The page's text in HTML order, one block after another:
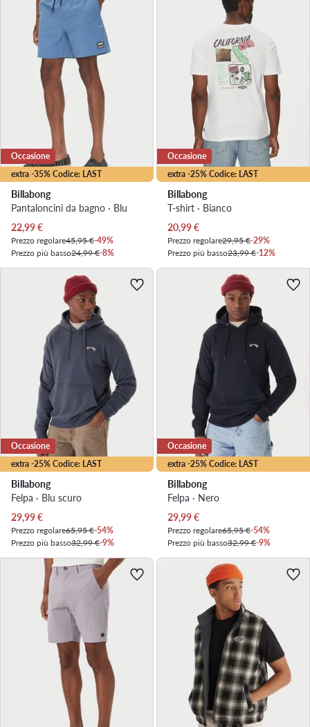
extra -35% Codice: LAST
Occasione
Billabong
Pantaloncini da bagno · Blu
Prezzo attuale
22,99€
Prezzo regolare45,95 €-49%
Prezzo più basso24,99 €-8%
extra -25% Codice: LAST
Occasione
Billabong
T-shirt · Bianco
Prezzo attuale
20,99€
Prezzo regolare29,95 €-29%
Prezzo più basso23,99 €-12%
extra -25% Codice: LAST
Occasione
Billabong
Felpa · Blu scuro
Prezzo attuale
29,99€
Prezzo regolare65,95 €-54%
Prezzo più basso32,99 €-9%
extra -25% Codice: LAST
Occasione
Billabong
Felpa · Nero
Prezzo attuale
29,99€
Prezzo regolare65,95 €-54%
Prezzo più basso32,99 €-9%